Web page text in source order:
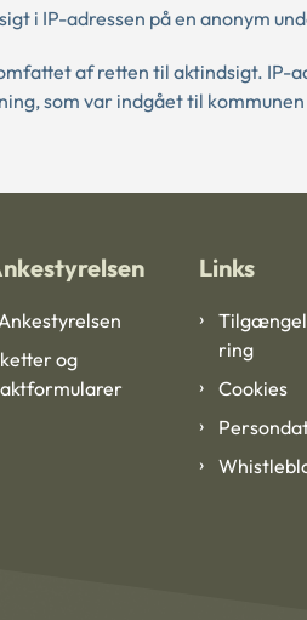
i IP-adressen på en anonym
af retten til aktindsigt. IP-
som var indgået til
og
Links
ring
Cookies